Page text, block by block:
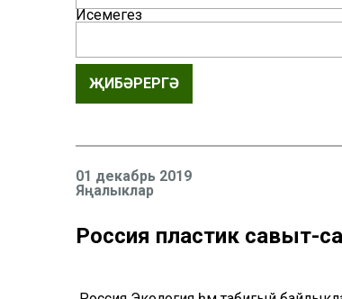
Исемегез
ҖИБӘРЕРГӘ
01 декабрь 2019
Яңалыклар
Россия пластик савыт-